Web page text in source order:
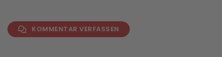
KOMMENTAR VERFASSEN